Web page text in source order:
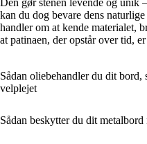
kan du dog bevare dens
handler om at kende materialet,
at patinaen, der opstår over tid,
Sådan oliebehandler du dit
velplejet
Sådan beskytter du dit